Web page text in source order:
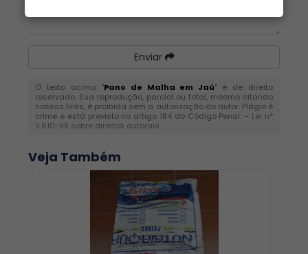
Enviar
O texto acima "Pano de Malha em Jaú" é de direito
reservado. Sua reprodução, parcial ou total, mesmo citando
nossos links, é proibida sem a autorização do autor. Plágio é
crime e está previsto no artigo 184 do Código Penal. – Lei n°
9.610-98 sobre direitos autorais.
Veja Também